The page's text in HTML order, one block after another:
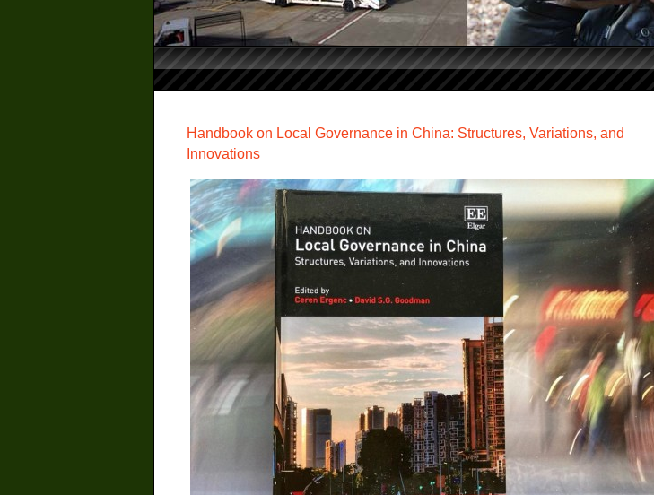
Handbook on Local Governance in China: Structures, Variations, and
Innovations